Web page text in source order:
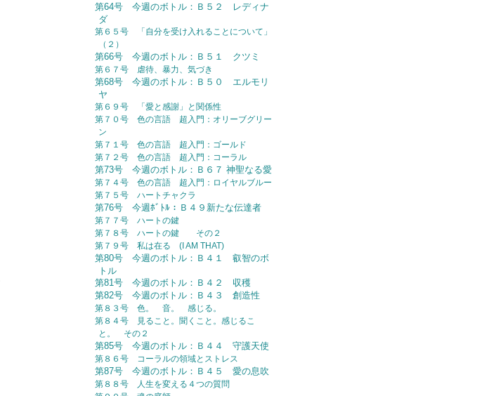
第64号 今週のボトル：Ｂ５２ レディナ
ダ
第６５号 「自分を受け入れることについて」
（２）
第66号 今週のボトル：Ｂ５１ クツミ
第６７号 虐待、暴力、気づき
第68号 今週のボトル：Ｂ５０ エルモリ
ヤ
第６９号 「愛と感謝」と関係性
第７０号 色の言語 超入門：オリーブグリー
ン
第７１号 色の言語 超入門：ゴールド
第７２号 色の言語 超入門：コーラル
第73号 今週のボトル：Ｂ６７ 神聖なる愛
第７４号 色の言語 超入門：ロイヤルブルー
第７５号 ハートチャクラ
第76号 今週ﾎﾞﾄﾙ：Ｂ４９新たな伝達者
第７７号 ハートの鍵
第７８号 ハートの鍵 その２
第７９号 私は在る (I AM THAT)
第80号 今週のボトル：Ｂ４１ 叡智のボ
トル
第81号 今週のボトル：Ｂ４２ 収穫
第82号 今週のボトル：Ｂ４３ 創造性
第８３号 色。 音。 感じる。
第８４号 見ること。聞くこと。感じるこ
と。 その２
第85号 今週のボトル：Ｂ４４ 守護天使
第８６号 コーラルの領域とストレス
第87号 今週のボトル：Ｂ４５ 愛の息吹
第８８号 人生を変える４つの質問